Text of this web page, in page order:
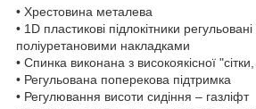
• Хрестовина металева
• 1D пластикові підлокітники
поліуретановими накладками
• Спинка виконана з високоякісної
• Регульована поперекова підтримка
• Регулювання висоти сидіння – газліфт